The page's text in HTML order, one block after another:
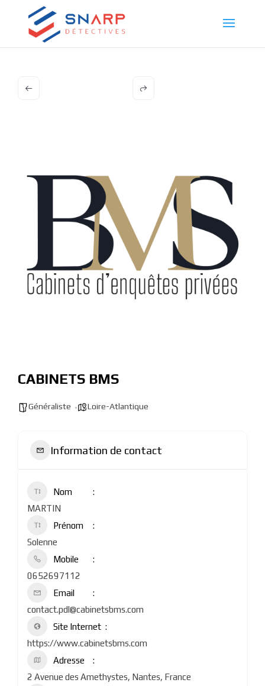
CABINETS BMS
Généraliste Loire-Atlantique
Information de contact
Nom
MARTIN
Prénom
Solenne
Mobile
0652697112
Email
contact.pdl@cabinetsbms.com
Site Internet
https://www.cabinetsbms.com
Adresse
2 Avenue des Amethystes, Nantes, France